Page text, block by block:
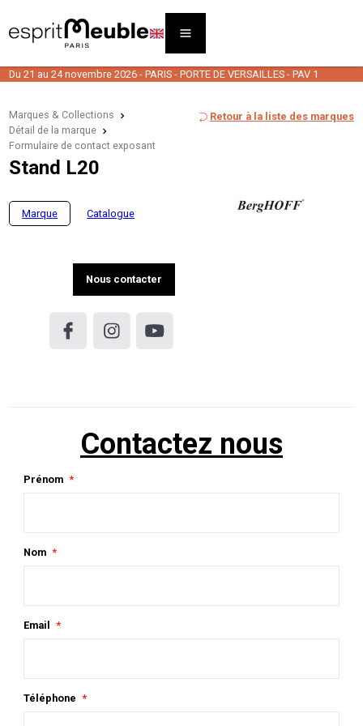
Du 21 au 24 novembre 2026 - PARIS - PORTE DE VERSAILLES - PAV 1
Marques & Collections
Détail de la marque
Formulaire de contact exposant
Retour à la liste des marques
Stand L20
Marque Catalogue
Nous contacter
Contactez nous
Prénom
Nom
Email
Téléphone